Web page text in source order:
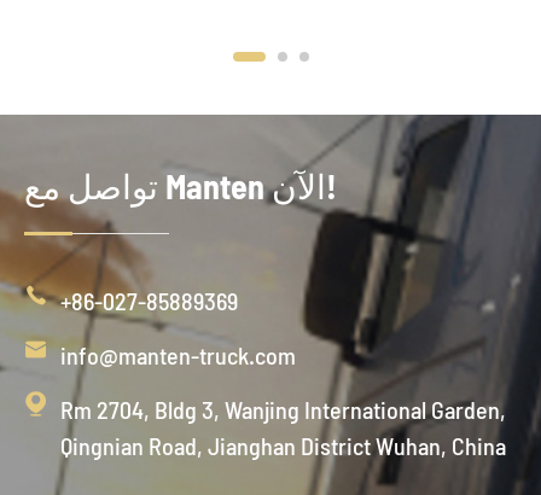
تواصل مع Manten الآن!
 +86-027-85889369
 info@manten-truck.com

Rm 2704, Bldg 3, Wanjing International Garden,
Qingnian Road, Jianghan District Wuhan, China